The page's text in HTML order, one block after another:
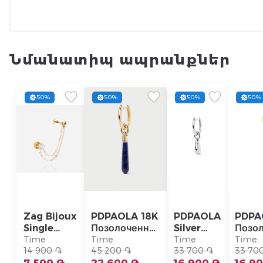
Նմանատիպ ապրանքներ
50%
Zag Bijoux
Single
Earring/
SLA22993-
Time
14 900 ֏
50%
PDPAOLA 18K
Позолоченная
Серебряная
Моно-серьга/
Time
45 200 ֏
50%
PDPAOLA
Silver
Single
Earring/
Time
33 700 ֏
50%
Моно-
Time
33